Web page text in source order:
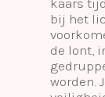
bij het
de lont,
worden.